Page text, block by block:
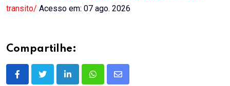
transito/ Acesso em: 07 ago. 2026
Compartilhe:
LinkedInWhatsappShare